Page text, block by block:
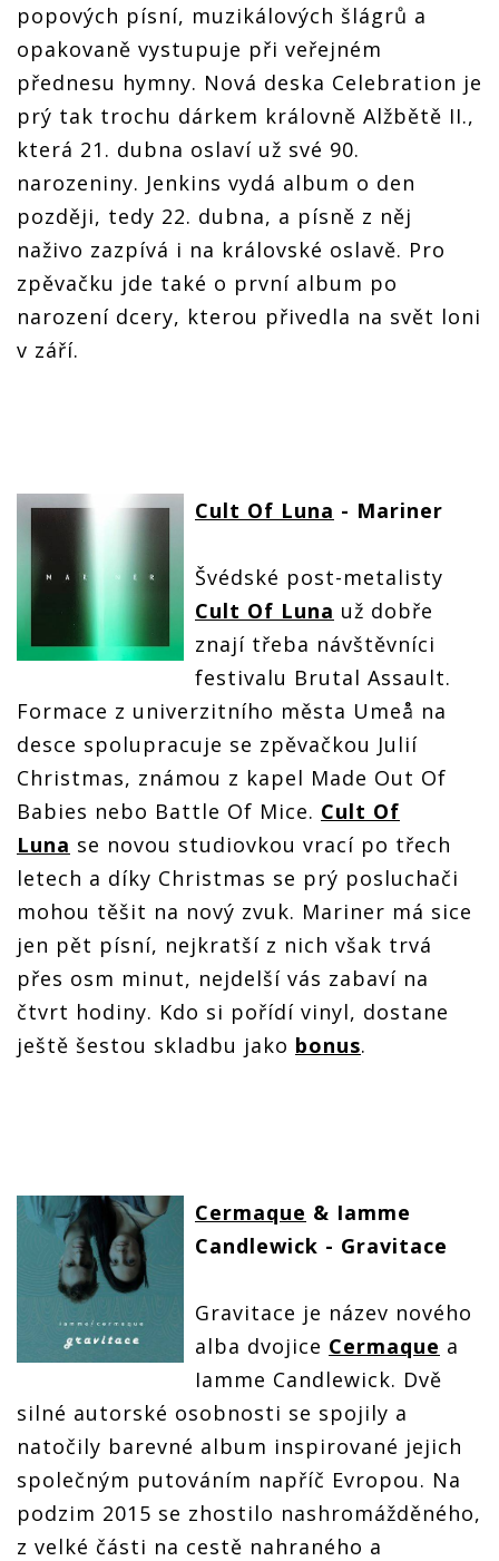
popových písní, muzikálových šlágrů a
opakovaně vystupuje při veřejném
přednesu hymny. Nová deska Celebration je
prý tak trochu dárkem královně Alžbětě II.,
která 21. dubna oslaví už své 90.
narozeniny. Jenkins vydá album o den
později, tedy 22. dubna, a písně z něj
naživo zazpívá i na královské oslavě. Pro
zpěvačku jde také o první album po
narození dcery, kterou přivedla na svět loni
v září.
Cult Of Luna - Mariner
Švédské post-metalisty
Cult Of Luna už dobře
znají třeba návštěvníci
festivalu Brutal Assault.
Formace z univerzitního města Umeå na
desce spolupracuje se zpěvačkou Julií
Christmas, známou z kapel Made Out Of
Babies nebo Battle Of Mice. Cult Of
Luna se novou studiovkou vrací po třech
letech a díky Christmas se prý posluchači
mohou těšit na nový zvuk. Mariner má sice
jen pět písní, nejkratší z nich však trvá
přes osm minut, nejdelší vás zabaví na
čtvrt hodiny. Kdo si pořídí vinyl, dostane
ještě šestou skladbu jako bonus.
Cermaque & Iamme
Candlewick - Gravitace
Gravitace je název nového
alba dvojice Cermaque a
Iamme Candlewick. Dvě
silné autorské osobnosti se spojily a
natočily barevné album inspirované jejich
společným putováním napříč Evropou. Na
podzim 2015 se zhostilo nashromážděného,
z velké části na cestě nahraného a